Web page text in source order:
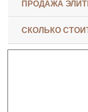
ПРОДАЖА
СКОЛЬКО